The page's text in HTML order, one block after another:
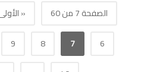
الصفحة 7 من 60 «
6
7
8
9